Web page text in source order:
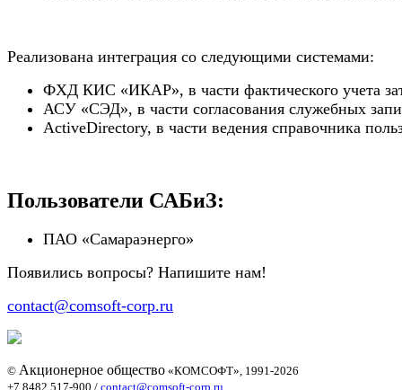
Реализована интеграция со следующими системами:
ФХД КИС «ИКАР», в части фактического учета
АСУ «СЭД», в части согласования служебных
ActiveDirectory, в части ведения справочника
Пользователи САБиЗ:
ПАО «Самараэнерго»
Появились вопросы? Напишите нам!
contact@comsoft-corp.ru
© Акционерное общество «КОМСОФТ», 1991-2026
+7 8482 517-900 / contact@comsoft-corp.ru